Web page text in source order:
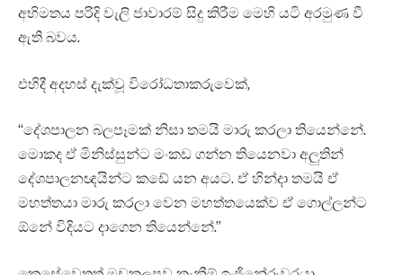
අභිමතය පරිදි වැලි ජාවාරම් සිදු කිරීම මෙහි යටි අරමුණ වී
ඇති බවය.
එහිදී අදහස් දැක්වූ විරෝධතාකරුවෙක්,
“දේශපාලන බලපෑමක් නිසා තමයි මාරු කරලා තියෙන්නේ.
මොකද ඒ මිනිස්සුන්ට මංකඩ ගන්න තියෙනවා අලුතින්
දේශපාලනඥයින්ට කඩේ යන අයට. ඒ හින්දා තමයි ඒ
මහත්තයා මාරු කරලා වෙන මහත්තයෙක්ව ඒ ගොල්ලන්ට
ඕනේ විදියට දාගෙන තියෙන්නේ.”